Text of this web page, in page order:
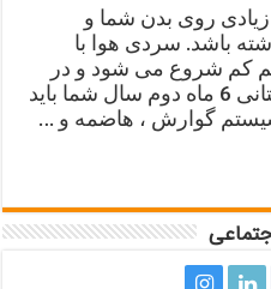
روی بدن شما و
باشد. سردی هوا با
کم شروع می شود و در
اعتدال پاییزی و انقلاب زمستانی 6 ماه دوم سال شما باید
گوارش ، هاضمه و …